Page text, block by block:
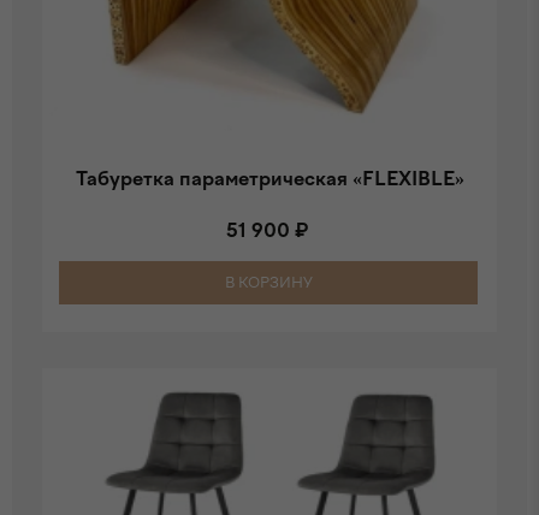
Табуретка параметрическая «FLEXIBLE»
51 900 ₽
В КОРЗИНУ